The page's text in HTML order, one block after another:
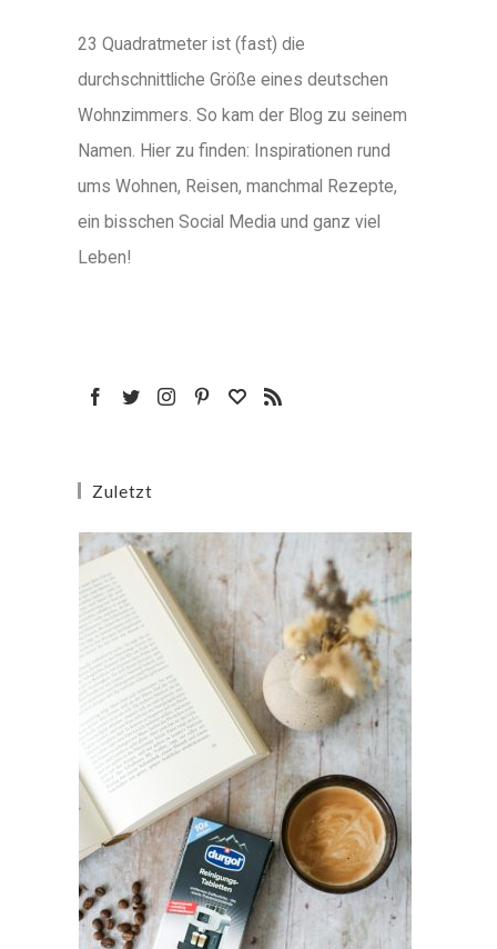
23 Quadratmeter ist (fast) die
durchschnittliche Größe eines deutschen
Wohnzimmers. So kam der Blog zu seinem
Namen. Hier zu finden: Inspirationen rund
ums Wohnen, Reisen, manchmal Rezepte,
ein bisschen Social Media und ganz viel
Leben!
Zuletzt